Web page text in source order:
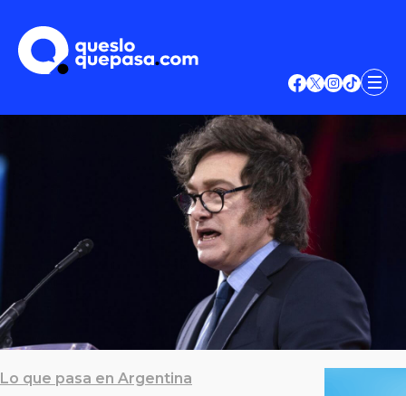
Lo que pasa en Argentina